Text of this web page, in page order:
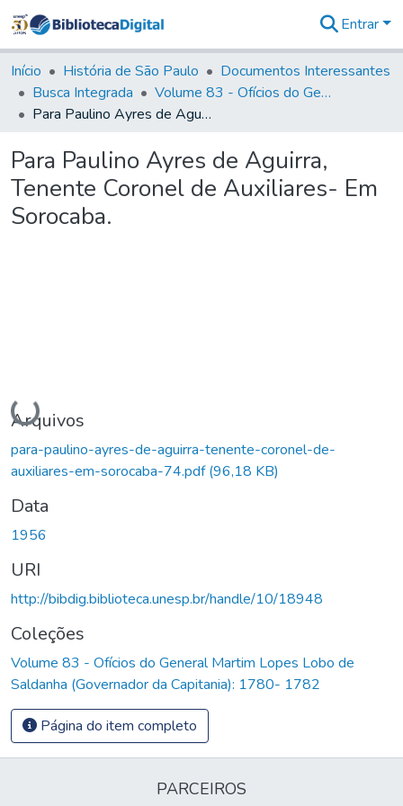
&
Coleções
Tudo na
Biblioteca
Estatísticas
Entrar
Início História de São Paulo
Documentos Interessantes
Busca Integrada
Volume 83 - Ofícios do General Martim Lopes Lobo de Saldanha (Governador da Capitania): 1780- 1782
Para Paulino Ayres de Aguirra, Tenente Coronel de Auxiliares- Em Sorocaba.
Para Paulino Ayres de Aguirra,
Tenente Coronel de Auxiliares- Em
Sorocaba.
Carregando...
Arquivos
para-paulino-ayres-de-aguirra-tenente-coronel-de-
auxiliares-em-sorocaba-74.pdf(96,18 KB)
Data
1956
URI
http://bibdig.biblioteca.unesp.br/handle/10/18948
Coleções
Volume 83 - Ofícios do General Martim Lopes Lobo de
Saldanha (Governador da Capitania): 1780- 1782
Página do item completo
PARCEIROS